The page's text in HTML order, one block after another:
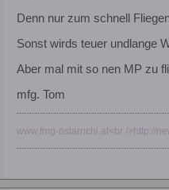
Denn nur zum schnell
Sonst wirds teuer undlange
Aber mal mit so nen MP zu
mfg. Tom
www.fmg-ostarrichi.at<br />http://